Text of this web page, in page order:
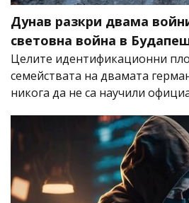
Дунав разкри двама
световна война в
Целите идентификационни
семействата на двамата
никога да не са научили